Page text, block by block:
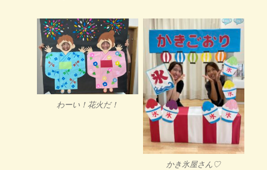
わーい！花火だ！
かき氷屋さん♡